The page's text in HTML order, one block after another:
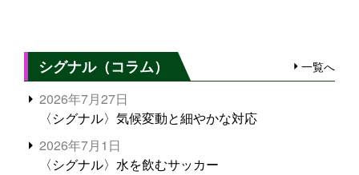
シグナル（コラム） 一覧へ
2026年7月27日
〈シグナル〉気候変動と細やかな対応
2026年7月1日
〈シグナル〉水を飲むサッカー